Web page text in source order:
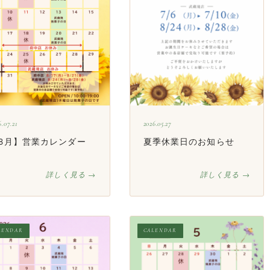
月】営業カレンダー
詳しく見る →
2026.05.27
夏季休業日のお知らせ
詳しく見る →
CALENDAR